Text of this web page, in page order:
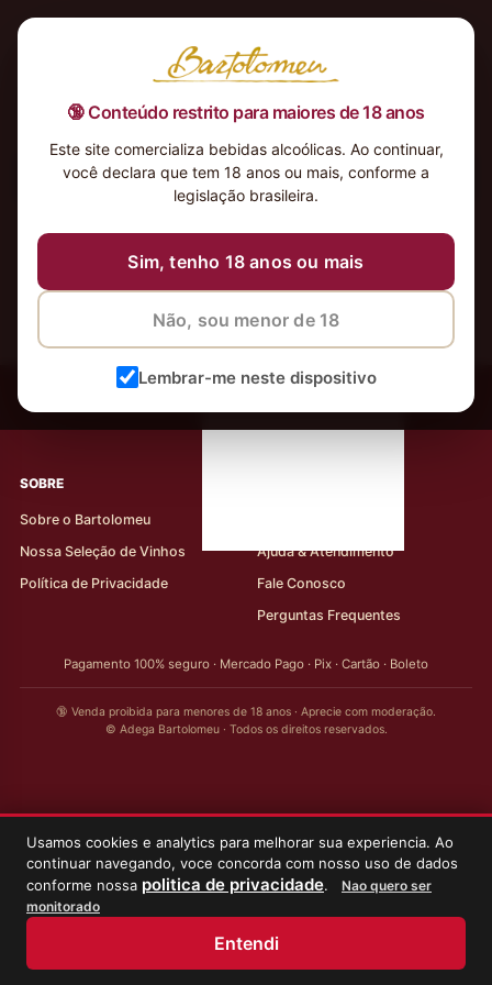
🔞 Conteúdo restrito para maiores de 18 anos
Este site comercializa bebidas alcoólicas. Ao continuar,
você declara que tem 18 anos ou mais, conforme a
legislação brasileira.
Sim, tenho 18 anos ou mais
Não, sou menor de 18
Lembrar-me neste dispositivo
Nenhum produto foi encontrado para a sua seleção.
Usamos cookies e analytics para melhorar sua experiencia. Ao
continuar navegando, voce concorda com nosso uso de dados
conforme nossa politica de privacidade.
Nao quero ser
monitorado
Entendi
‹ Meus Vinhos
Mais de 80.000 clientes apaixonados por nossos
rótulos
SOBRE
Sobre o Bartolomeu
Nossa Seleção de Vinhos
Política de Privacidade
Ajuda & Atendimento
Fale Conosco
Perguntas Frequentes
Pagamento 100% seguro · Mercado Pago · Pix · Cartão · Boleto
🔞 Venda proibida para menores de 18 anos · Aprecie com moderação.
© Adega Bartolomeu · Todos os direitos reservados.